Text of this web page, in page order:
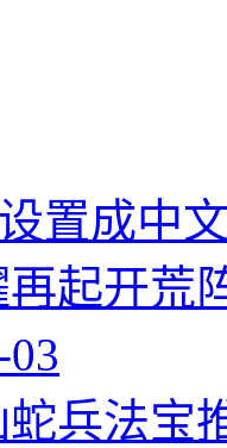
置成中
起开荒
03
兵法宝